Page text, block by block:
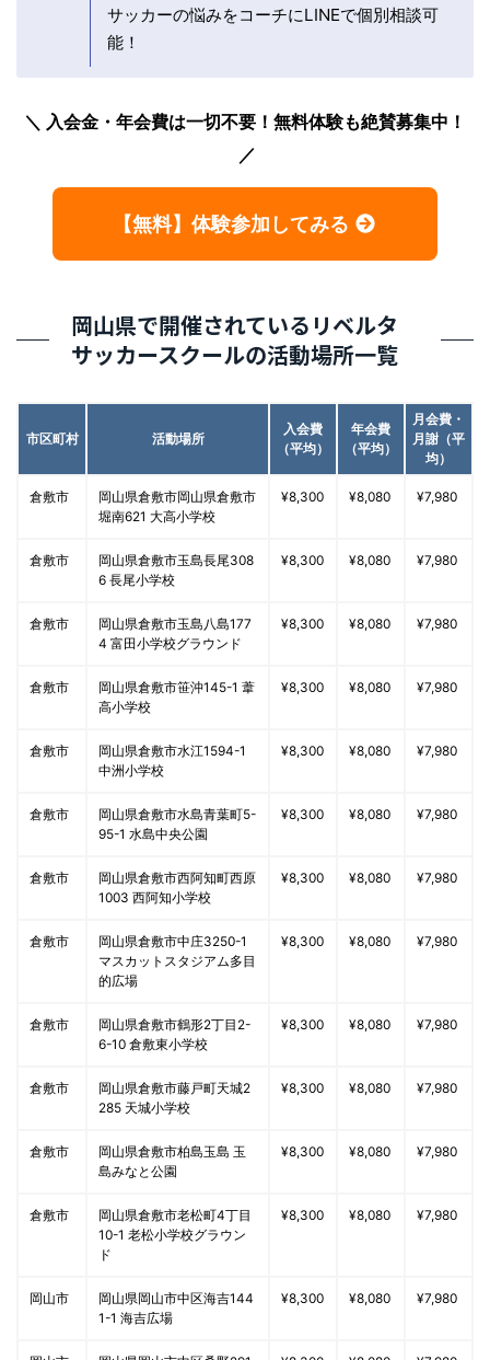
サッカーの悩みをコーチにLINEで個別相談可
能！
入会金・年会費は一切不要！無料体験も絶賛募集中！
【無料】体験参加してみる
岡山県で開催されているリベルタ
サッカースクールの活動場所一覧
市区町村 活動場所
入会費
（平均）
年会費
（平均）
月会費・
月謝（平
均）
倉敷市
岡山県倉敷市岡山県倉敷市
堀南621 大高小学校
¥8,300 ¥8,080 ¥7,980
倉敷市
岡山県倉敷市玉島長尾308
6 長尾小学校
¥8,300 ¥8,080 ¥7,980
倉敷市
岡山県倉敷市玉島八島177
4 富田小学校グラウンド
¥8,300 ¥8,080 ¥7,980
倉敷市
岡山県倉敷市笹沖145-1 葦
高小学校
¥8,300 ¥8,080 ¥7,980
倉敷市
岡山県倉敷市水江1594-1
中洲小学校
¥8,300 ¥8,080 ¥7,980
倉敷市
岡山県倉敷市水島青葉町5-
95-1 水島中央公園
¥8,300 ¥8,080 ¥7,980
倉敷市
岡山県倉敷市西阿知町西原
1003 西阿知小学校
¥8,300 ¥8,080 ¥7,980
倉敷市
岡山県倉敷市中庄3250-1
マスカットスタジアム多目
的広場
¥8,300 ¥8,080 ¥7,980
倉敷市
岡山県倉敷市鶴形2丁目2-
6-10 倉敷東小学校
¥8,300 ¥8,080 ¥7,980
倉敷市
岡山県倉敷市藤戸町天城2
285 天城小学校
¥8,300 ¥8,080 ¥7,980
倉敷市
岡山県倉敷市柏島玉島 玉
島みなと公園
¥8,300 ¥8,080 ¥7,980
倉敷市
岡山県倉敷市老松町4丁目
10-1 老松小学校グラウン
ド
¥8,300 ¥8,080 ¥7,980
岡山市
岡山県岡山市中区海吉144
1-1 海吉広場
¥8,300 ¥8,080 ¥7,980